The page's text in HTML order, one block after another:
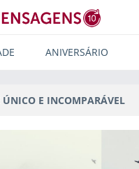
ANIVERSÁRIO
ÚNICO E INCOMPARÁVEL